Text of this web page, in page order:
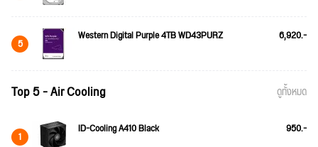
5 Western Digital Purple 4TB WD43PURZ 6,920.-
Top 5 - Air Cooling ดูทั้งหมด
1 ID-Cooling A410 Black 950.-